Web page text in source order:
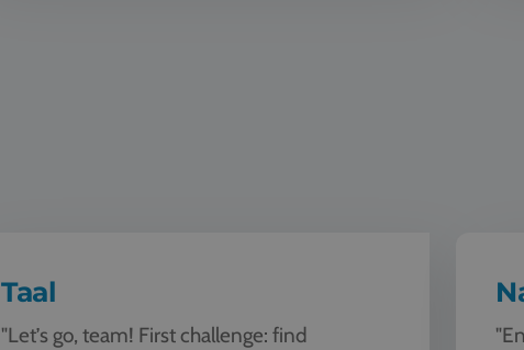
Taal
"Let’s go, team! First challenge: find